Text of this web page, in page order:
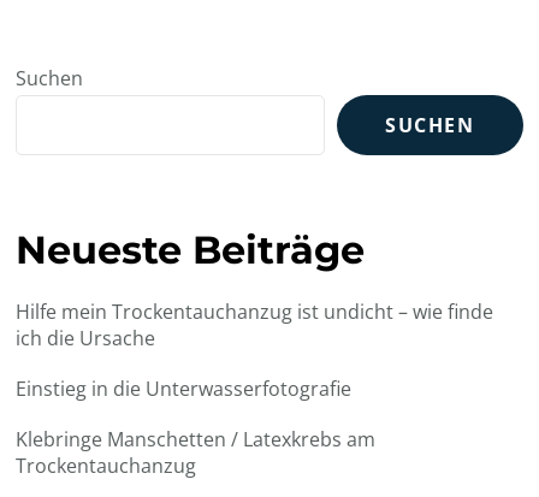
Suchen
SUCHEN
Neueste Beiträge
Hilfe mein Trockentauchanzug ist undicht – wie finde
ich die Ursache
Einstieg in die Unterwasserfotografie
Klebringe Manschetten / Latexkrebs am
Trockentauchanzug